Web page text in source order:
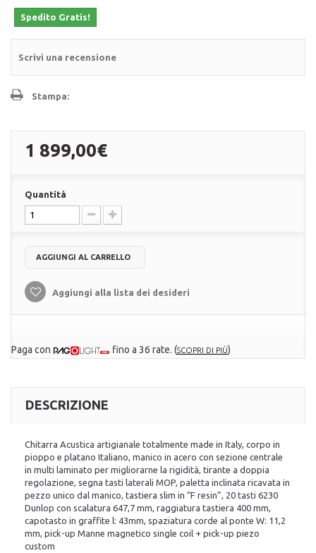
Spedito Gratis!
Scrivi una recensione
Stampa:
1 899,00€
Quantità
AGGIUNGI AL CARRELLO
Aggiungi alla lista dei desideri
Paga con fino a 36 rate. (SCOPRI DI PIÙ)
DESCRIZIONE
Chitarra Acustica artigianale totalmente made in Italy, corpo in
pioppo e platano Italiano, manico in acero con sezione centrale
in multi laminato per migliorarne la rigidità, tirante a doppia
regolazione, segna tasti laterali MOP, paletta inclinata ricavata in
pezzo unico dal manico, tastiera slim in “F resin”, 20 tasti 6230
Dunlop con scalatura 647,7 mm, raggiatura tastiera 400 mm,
capotasto in graffite l: 43mm, spaziatura corde al ponte W: 11,2
mm, pick-up Manne magnetico single coil + pick-up piezo
custom